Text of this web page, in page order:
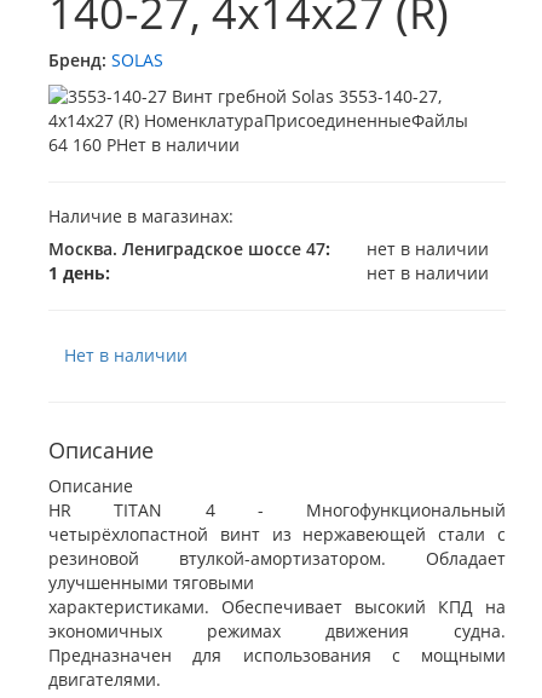
140-27, 4x14x27 (R)
Бренд: SOLAS
64 160 РНет в наличии
Наличие в магазинах:
Москва. Лениградское шоссе 47:
нет в наличии
1 день:
нет в наличии
Нет в наличии
Описание
Описание
HR TITAN 4 - Многофункциональный
четырёхлопастной винт из нержавеющей стали с
резиновой втулкой-амортизатором. Обладает
улучшенными тяговыми
характеристиками. Обеспечивает высокий КПД на
экономичных режимах движения судна.
Предназначен для использования с мощными
двигателями.